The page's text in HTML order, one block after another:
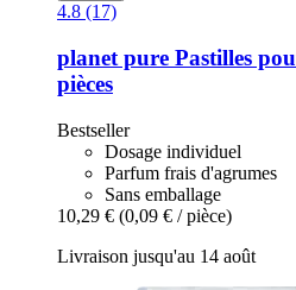
4.8 (17)
planet pure Pastilles
pièces
Bestseller
Dosage individuel
Parfum frais d'agrumes
Sans emballage
10,29 € (0,09 € / pièce)
Livraison jusqu'au 14 août